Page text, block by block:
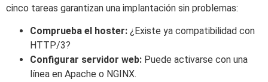
cinco tareas garantizan una implantación sin problemas:
Comprueba el hoster: ¿Existe ya compatibilidad con
HTTP/3?
Configurar servidor web: Puede activarse con una
línea en Apache o NGINX.